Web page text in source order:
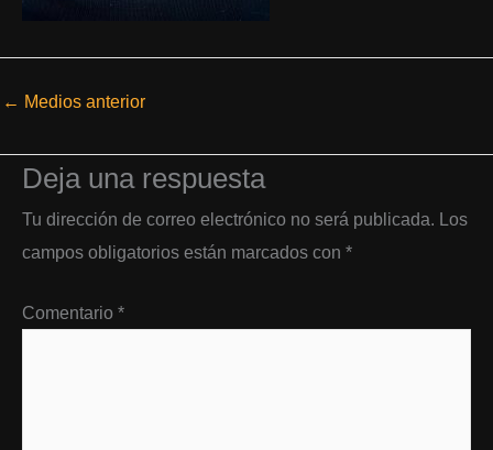
← Medios anterior
Deja una respuesta
Tu dirección de correo electrónico no será publicada. Los
campos obligatorios están marcados con *
Comentario *